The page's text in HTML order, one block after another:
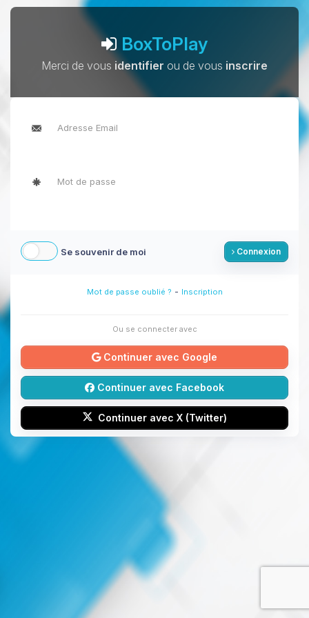
BoxToPlay
Merci de vous identifier ou de vous inscrire
Se souvenir de moi Connexion
Mot de passe oublié ? - Inscription
Ou se connecter avec
Continuer avec Google
Continuer avec Facebook
Continuer avec X (Twitter)